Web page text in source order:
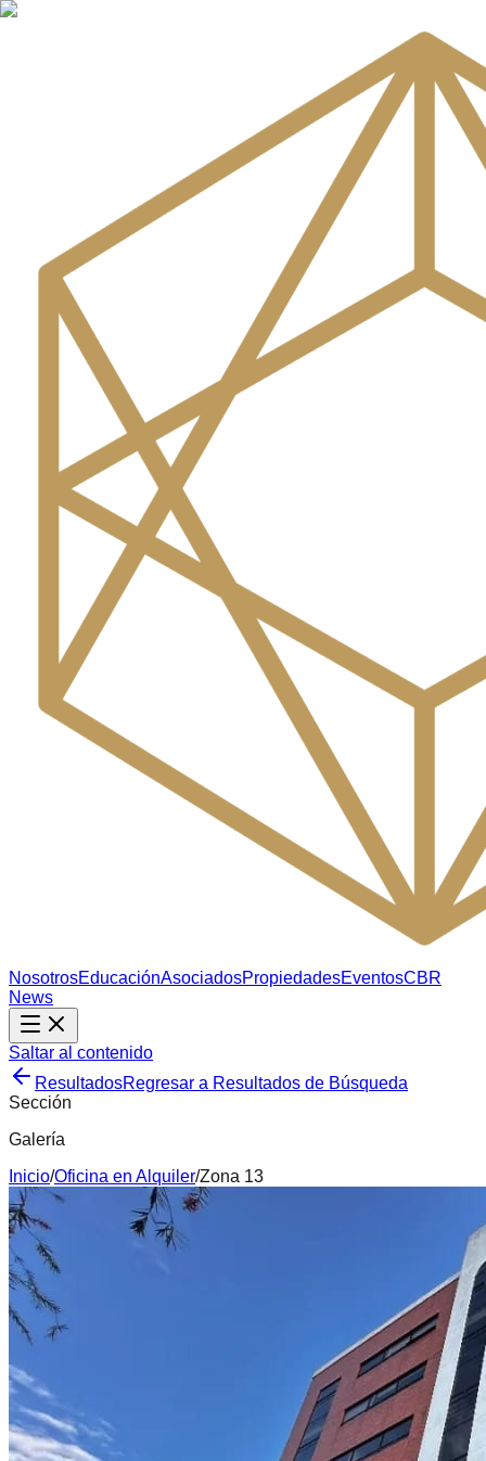
NosotrosEducaciónAsociadosPropiedadesEventosCBR
News
Saltar al contenido
ResultadosRegresar a Resultados de Búsqueda
Sección
Galería
Inicio/Oficina en Alquiler/Zona 13